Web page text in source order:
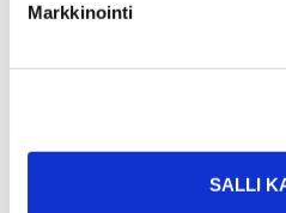
Markkinointi
SALLI
Sp-Koti Järvenpää | Hanna-
+358 45 168 9699